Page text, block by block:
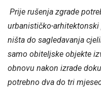
Prije rušenja zgrade
urbanističko-
ništa do sagledavanja
samo obiteljske objekte
obnovu nakon izrade
potrebno dva do tri